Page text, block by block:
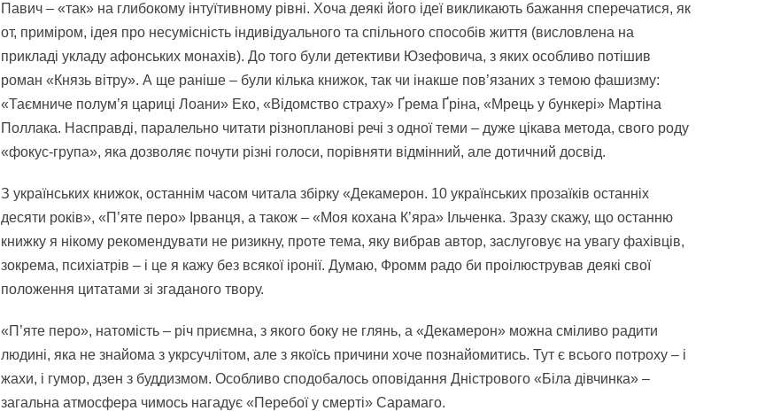
Павич – «так» на глибокому інтуїтивному рівні. Хоча деякі його ідеї викликають бажання сперечатися, як
от, приміром, ідея про несумісність індивідуального та спільного способів життя (висловлена на
прикладі укладу афонських монахів). До того були детективи Юзефовича, з яких особливо потішив
роман «Князь вітру». А ще раніше – були кілька книжок, так чи інакше пов’язаних з темою фашизму:
«Таємниче полум’я цариці Лоани» Еко, «Відомство страху» Ґрема Ґріна, «Мрець у бункері» Мартіна
Поллака. Насправді, паралельно читати різнопланові речі з одної теми – дуже цікава метода, свого роду
«фокус-група», яка дозволяє почути різні голоси, порівняти відмінний, але дотичний досвід.
З українських книжок, останнім часом читала збірку «Декамерон. 10 українських прозаїків останніх
десяти років», «П’яте перо» Ірванця, а також – «Моя кохана К’яра» Ільченка. Зразу скажу, що останню
книжку я нікому рекомендувати не ризикну, проте тема, яку вибрав автор, заслуговує на увагу фахівців,
зокрема, психіатрів – і це я кажу без всякої іронії. Думаю, Фромм радо би проілюстрував деякі свої
положення цитатами зі згаданого твору.
«П’яте перо», натомість – річ приємна, з якого боку не глянь, а «Декамерон» можна сміливо радити
людині, яка не знайома з укрсучлітом, але з якоїсь причини хоче познайомитись. Тут є всього потроху – і
жахи, і гумор, дзен з буддизмом. Особливо сподобалось оповідання Дністрового «Біла дівчинка» –
загальна атмосфера чимось нагадує «Перебої у смерті» Сарамаго.